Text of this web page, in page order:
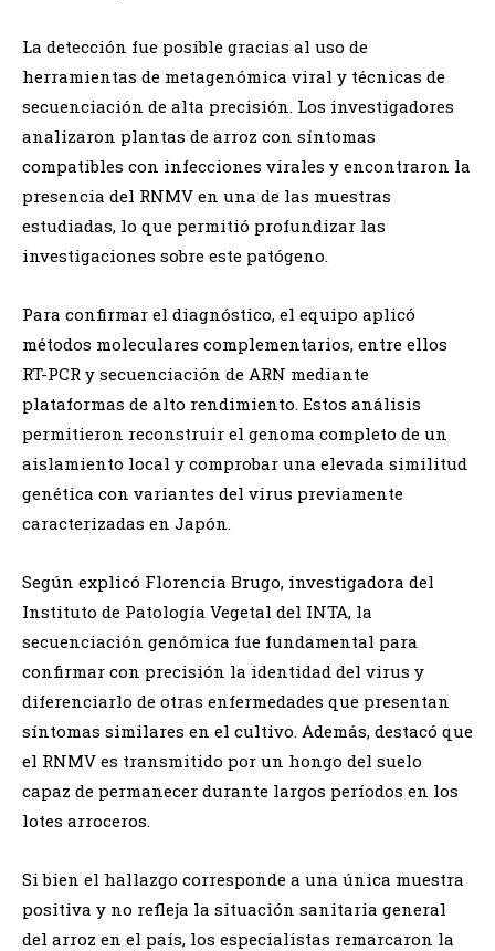
La detección fue posible gracias al uso de
herramientas de metagenómica viral y técnicas de
secuenciación de alta precisión. Los investigadores
analizaron plantas de arroz con síntomas
compatibles con infecciones virales y encontraron la
presencia del RNMV en una de las muestras
estudiadas, lo que permitió profundizar las
investigaciones sobre este patógeno.
Para confirmar el diagnóstico, el equipo aplicó
métodos moleculares complementarios, entre ellos
RT-PCR y secuenciación de ARN mediante
plataformas de alto rendimiento. Estos análisis
permitieron reconstruir el genoma completo de un
aislamiento local y comprobar una elevada similitud
genética con variantes del virus previamente
caracterizadas en Japón.
Según explicó Florencia Brugo, investigadora del
Instituto de Patología Vegetal del INTA, la
secuenciación genómica fue fundamental para
confirmar con precisión la identidad del virus y
diferenciarlo de otras enfermedades que presentan
síntomas similares en el cultivo. Además, destacó que
el RNMV es transmitido por un hongo del suelo
capaz de permanecer durante largos períodos en los
lotes arroceros.
Si bien el hallazgo corresponde a una única muestra
positiva y no refleja la situación sanitaria general
del arroz en el país, los especialistas remarcaron la